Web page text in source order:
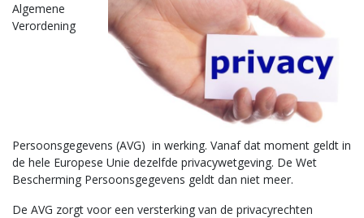
Team
Samenwerken
Nieuws
Contact
vacatures
Algemene
Verordening
Persoonsgegevens (AVG) in werking. Vanaf dat moment geldt in
de hele Europese Unie dezelfde privacywetgeving. De Wet
Bescherming Persoonsgegevens geldt dan niet meer.
De AVG zorgt voor een versterking van de privacyrechten